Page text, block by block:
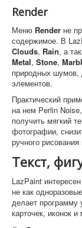
Render
Меню Render не
содержимое. В
Clouds, Rain, а
Metal, Stone,
природных шумов,
элементов.
Практический
на нем Perlin
получить мягкий
фотографии,
ручного
Текст,
LazPaint
не как
делает программу
карточек, иконок и